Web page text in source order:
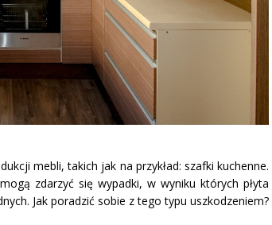
mebli, takich jak na przykład: szafki kuchenne.
zdarzyć się wypadki, w wyniku których płyta
Jak poradzić sobie z tego typu uszkodzeniem?